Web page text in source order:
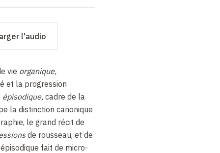
l'audio
vie organique,
et la progression
épisodique, cadre de la
la distinction canonique
le grand récit de
de rousseau, et de
fait de micro-